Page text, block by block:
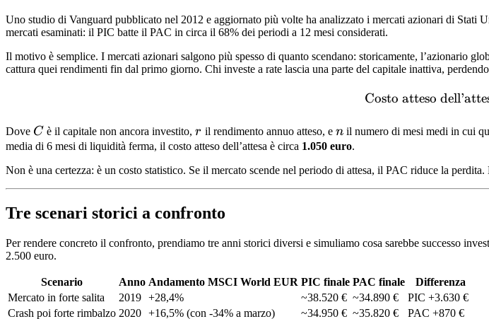
Uno studio di Vanguard pubblicato nel 2012 e aggiornato più volte ha analizzato i mercati azionari di
mercati esaminati: il PIC batte il PAC in circa il 68% dei periodi a 12 mesi considerati.
Il motivo è semplice. I mercati azionari salgono più spesso di quanto scendano: storicamente, l’azionario
cattura quei rendimenti fin dal primo giorno. Chi investe a rate lascia una parte del capitale inattiva,
Costo atteso
Dove C
C è il capitale non ancora investito,r
r il rendimento annuo atteso, e n
nil numero di mesi medi in cui
media di 6 mesi di liquidità ferma, il costo atteso dell’attesa è circa 1.050 euro.
Non è una certezza: è un costo statistico. Se il mercato scende nel periodo di attesa, il PAC riduce la
Tre scenari storici a confronto
Per rendere concreto il confronto, prendiamo tre anni storici diversi e simuliamo cosa sarebbe successo
2.500 euro.
Scenario Anno Andamento MSCI World EUR PIC finale PAC finale
Differenza
Mercato in forte salita
2019 +28,4% ~38.520 € ~34.890 €
PIC +3.630 €
Crash poi forte rimbalzo 2020 +16,5% (con -34% a marzo) ~34.950 € ~35.820 €
PAC +870 €